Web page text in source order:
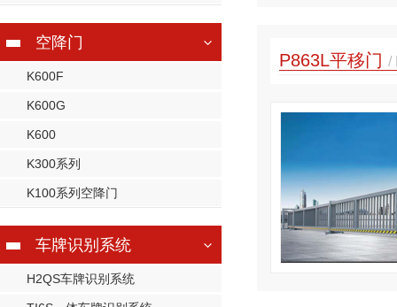
空降门
K600F
K600G
K600
K300系列
K100系列空降门
车牌识别系统
H2QS车牌识别系统
P863L平移门 /